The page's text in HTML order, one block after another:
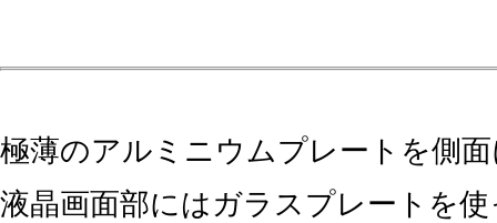
極薄のアルミニウムプレートを側
液晶画面部にはガラスプレートを